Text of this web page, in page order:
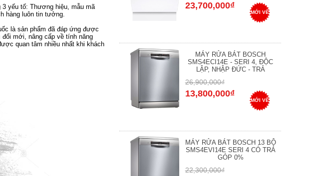
yếu tố: Thương hiệu, mẫu mã
hàng luôn tin tưởng.
là sản phẩm đã đáp ứng được
mới, nâng cấp về tính năng
quan tâm nhiều nhất khi khách
23,700,000₫
MỚI VỀ
MÁY RỬA BÁT BOSCH
SMS4ECI14E - SERI 4, ĐỘC
LẬP, NHẬP ĐỨC - TRẢ
26,900,000₫
13,800,000₫
MỚI VỀ
MÁY RỬA BÁT BOSCH 13 BỘ
SMS4EVI14E SERI 4 CÓ TRẢ
GÓP 0%
22,300,000₫